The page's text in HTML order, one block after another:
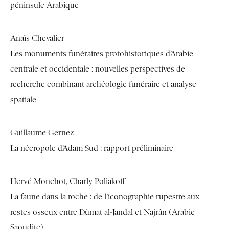
péninsule Arabique
Anaïs Chevalier
Les monuments funéraires protohistoriques d’Arabie
centrale et occidentale : nouvelles perspectives de
recherche combinant archéologie funéraire et analyse
spatiale
Guillaume Gernez
La nécropole d’Adam Sud : rapport préliminaire
Hervé Monchot, Charly Poliakoff
La faune dans la roche : de l’iconographie rupestre aux
restes osseux entre Dûmat al-Jandal et Najrân (Arabie